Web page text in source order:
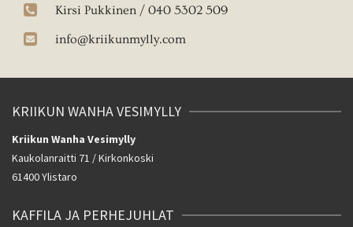
Kirsi Pukkinen / 040 5302 509
info@kriikunmylly.com
KRIIKUN WANHA VESIMYLLY
Kriikun Wanha Vesimylly
Kaukolanraitti 71 / Kirkonkoski
61400 Ylistaro
KAFFILA JA PERHEJUHLAT